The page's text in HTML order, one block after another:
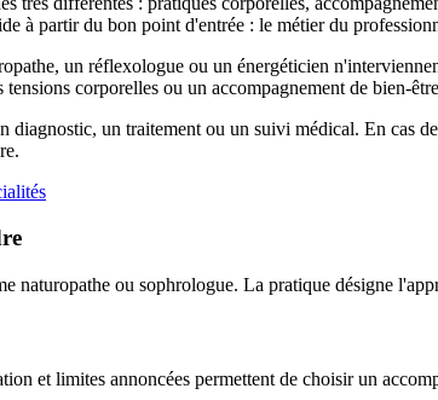
à partir du bon point d'entrée : le métier du
un réflexologue ou un énergéticien
corporelles ou un accompagnement de bien-
diagnostic, un traitement ou un suivi médical. En cas
naturopathe ou sophrologue. La pratique désigne
et limites annoncées permettent de choisir un